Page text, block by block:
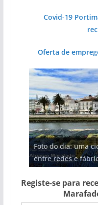
Covid-19
Oferta de
Foto do dia: uma
entre redes e
Tapas do mar a 3
gastronómica
Milagre da água.
Algarve voltam a
Projeto milionário:
milhões de euros
hotéis (com vídeo)
Tempestades
arribas em risco
Registe-se para